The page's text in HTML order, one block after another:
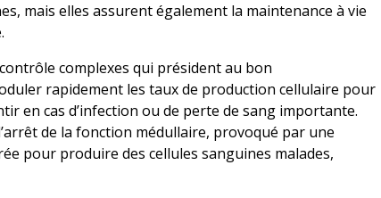
mais elles assurent également la maintenance à vie
complexes qui président au bon
rapidement les taux de production cellulaire pour
en cas d’infection ou de perte de sang importante.
de la fonction médullaire, provoqué par une
pour produire des cellules sanguines malades,